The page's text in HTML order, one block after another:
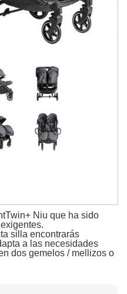
Niu que ha sido
silla encontrarás
a las necesidades
dos gemelos / mellizos o